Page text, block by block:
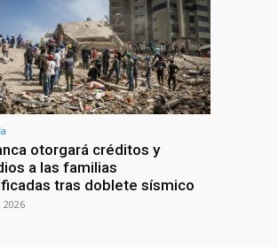
otorgará créditos y
a las familias
tras doblete sísmico
2026